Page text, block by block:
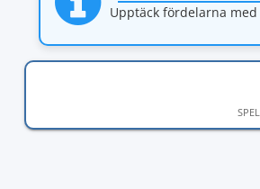
Upptäck fördelarna